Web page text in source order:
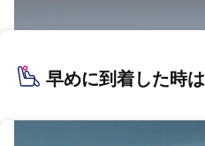
早めに到着した時は